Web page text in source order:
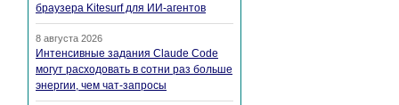
браузера Kitesurf для ИИ-агентов
8 августа 2026
Интенсивные задания Claude Code
могут расходовать в сотни раз больше
энергии, чем чат-запросы